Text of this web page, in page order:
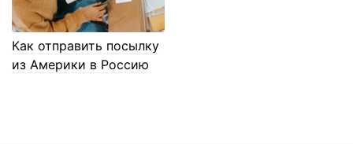
Как отправить посылку
из Америки в Россию